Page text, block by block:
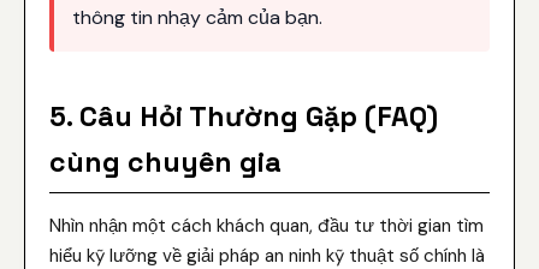
thông tin nhạy cảm của bạn.
5. Câu Hỏi Thường Gặp (FAQ)
cùng chuyên gia
Nhìn nhận một cách khách quan, đầu tư thời gian tìm
hiểu kỹ lưỡng về giải pháp an ninh kỹ thuật số chính là